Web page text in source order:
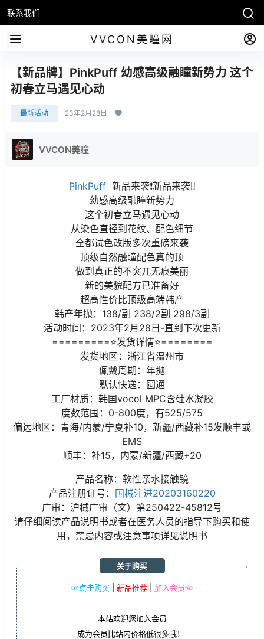
联系我们
VVCON美瞳网
【新品牌】PinkPuff 幼感高级融瞳新势力 这个
初春立马遇见心动
最新活动 23年2月28日
VVCON美瞳
PinkPuff新品来袭❗️新品来袭‼️
幼感高级融瞳新势力
这个初春立马遇见心动
从染色直径到花纹、配色细节
全都试色改版多次重磅来袭
顶级自然融瞳配色真的顶
做到真正的不突兀无痕美丽
新的美貌配方已准备好
超高性价比顶级高端韩产
韩产年抛：138/副 238/2副 298/3副
活动时间：2023年2月28日-直到下次更新
=========⭐发货详情⭐========
发货地区：浙江省温州市
佩戴周期：年抛
默认快递：圆通
工厂材质：韩国vocol MPC含硅水凝胶
度数范围：0-800度，有525/575
偏远地区：青海/内蒙/宁夏补10，新疆/西藏补15发顺丰或
EMS
顺丰：补15，内蒙/新疆/西藏+20
产品名称：软性亲水接触镜
产品注册证号：
国械注进20203160220
广审：沪械广审（文）第250422-45812号
请仔细阅读产品说明书或者在医务人员的指导下购买和使
用，禁忌内容或注意事项详见说明书
☞点击购买 新品推荐 加入会员☜
关于购买
本站欢迎您加入会员
成为会员比站内价格低很多哦！